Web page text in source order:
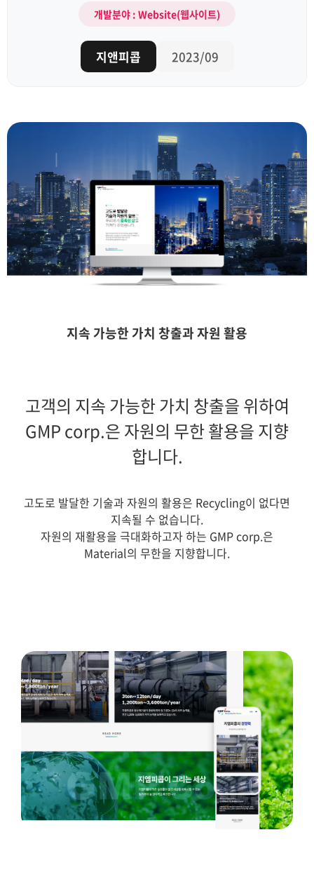
개발분야 : Website(웹사이트)
지앤피콥 2023/09
지속 가능한 가치 창출과 자원 활용
고객의 지속 가능한 가치 창출을 위하여
GMPcorp.은자원의 무한 활용을 지향
합니다.
고도로 발달한 기술과 자원의 활용은 Recycling이 없다면
지속될 수 없습니다.
자원의 재활용을 극대화하고자 하는 GMP corp.은
Material의 무한을 지향합니다.